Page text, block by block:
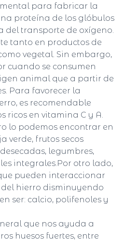
para fabricar la
proteína de los glóbulos
del transporte de oxígeno.
tanto en productos de
vegetal. Sin embargo,
cuando se consumen
animal que a partir de
Para favorecer la
es recomendable
ricos en vitamina C y A.
lo podemos encontrar en
verde, frutos secos
legumbres,
integrales.Por otro lado,
pueden interaccionar
hierro disminuyendo
ser: calcio, polifenoles y
que nos ayuda a
huesos fuertes, entre